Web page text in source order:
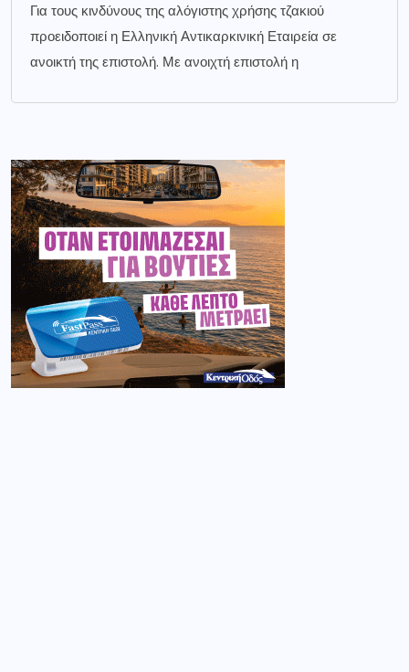
Για τους κινδύνους της αλόγιστης χρήσης τζακιού
προειδοποιεί η Ελληνική Αντικαρκινική Εταιρεία σε
ανοικτή της επιστολή. Με ανοιχτή επιστολή η